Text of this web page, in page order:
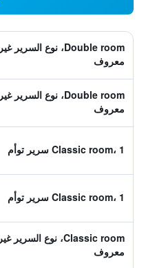
Double room، نوع السرير غير
معروف
Double room، نوع السرير غير
معروف
Classic room، 1 سرير توأم
Classic room، 1 سرير توأم
Classic room، نوع السرير غير
معروف